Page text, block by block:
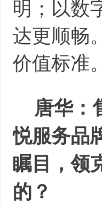
明；以数
达更顺畅
价值标准。
唐华：
悦服务品
瞩目，领
的？